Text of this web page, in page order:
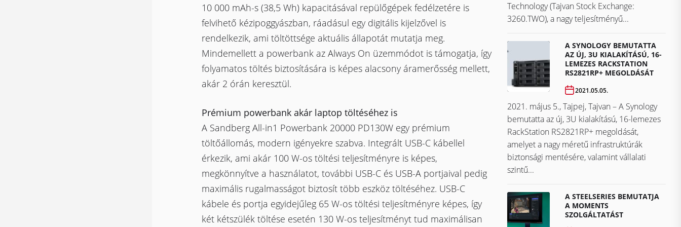
10 000 mAh-s (38,5 Wh) kapacitásával repülőgépek fedélzetére is
felvihető kézipoggyászban, ráadásul egy digitális kijelzővel is
rendelkezik, ami töltöttsége aktuális állapotát mutatja meg.
Mindemellett a powerbank az Always On üzemmódot is támogatja, így
folyamatos töltés biztosítására is képes alacsony áramerősség mellett,
akár 2 órán keresztül.
Prémium powerbank akár laptop töltéséhez is
A Sandberg All-in1 Powerbank 20000 PD130W egy prémium
töltőállomás, modern igényekre szabva. Integrált USB-C kábellel
érkezik, ami akár 100 W-os töltési teljesítményre is képes,
megkönnyítve a használatot, további USB-C és USB-A portjaival pedig
maximális rugalmasságot biztosít több eszköz töltéséhez. USB-C
kábele és portja egyidejűleg 65 W-os töltési teljesítményre képes, így
két kétszülék töltése esetén 130 W-os teljesítményt tud maximálisan
Technology (Tajvan Stock Exchange:
3260.TWO), a nagy teljesítményű...
A SYNOLOGY BEMUTATTA
AZ ÚJ, 3U KIALAKÍTÁSÚ, 16-
LEMEZES RACKSTATION
RS2821RP+ MEGOLDÁSÁT
2021.05.05.
2021. május 5., Tajpej, Tajvan – A Synology
bemutatta az új, 3U kialakítású, 16-lemezes
RackStation RS2821RP+ megoldását,
amelyet a nagy méretű infrastruktúrák
biztonsági mentésére, valamint vállalati
szintű...
A STEELSERIES BEMUTATJA
A MOMENTS
SZOLGÁLTATÁST